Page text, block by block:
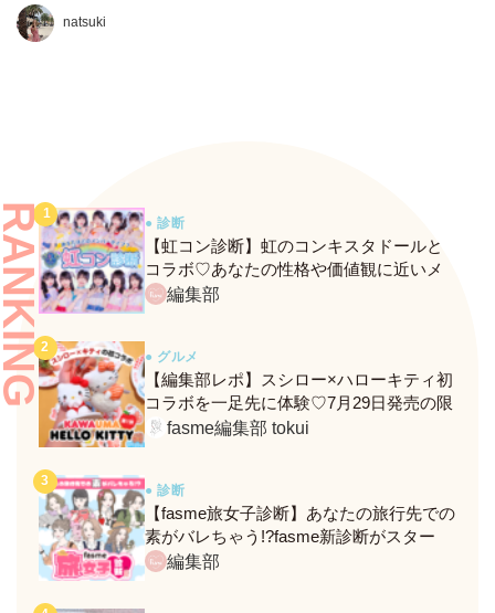
natsuki
春のお花名所まとめ♡
● 診断
【虹コン診断】虹のコンキスタドールと
コラボ♡あなたの性格や価値観に近いメ
ンバーがわかる、fasmeの新診断がスター
編集部
● グルメ
【編集部レポ】スシロー×ハローキティ初
コラボを一足先に体験♡7月29日発売の限
定メニュー＆グッズをレポ！
fasme編集部 tokui
● 診断
【fasme旅女子診断】あなたの旅行先での
素がバレちゃう!?fasme新診断がスター
ト！編集部